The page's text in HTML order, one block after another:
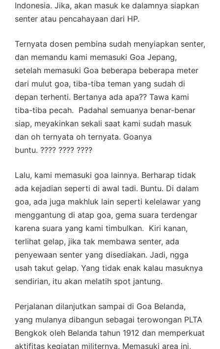
Indonesia. Jika, akan masuk ke dalamnya siapkan
senter atau pencahayaan dari HP.
Ternyata dosen pembina sudah menyiapkan senter,
dan memandu kami memasuki Goa Jepang,
setelah memasuki Goa beberapa beberapa meter
dari mulut goa, tiba-tiba teman yang sudah di
depan terhenti. Bertanya ada apa?? Tawa kami
tiba-tiba pecah. Padahal semuanya benar-benar
siap, meyakinkan sekali saat kami sudah masuk
dan oh ternyata oh ternyata. Goanya
buntu. ???? ???? ????
Lalu, kami memasuki goa lainnya. Berharap tidak
ada kejadian seperti di awal tadi. Buntu. Di dalam
goa, ada juga makhluk lain seperti kelelawar yang
menggantung di atap goa, gema suara terdengar
karena suara yang kami timbulkan. Kiri kanan,
terlihat gelap, jika tak membawa senter, ada
penyewaan senter yang disediakan. Jadi, ngga
usah takut gelap. Yang tidak enak kalau masuknya
sendirian, itu akan melatih spot jantung.
Perjalanan dilanjutkan sampai di Goa Belanda,
yang mulanya dibangun sebagai terowongan PLTA
Bengkok oleh Belanda tahun 1912 dan memperkuat
aktifitas kegiatan militernya. Memasuki area ini,